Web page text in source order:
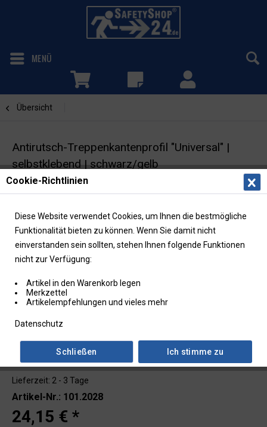
MENÜ
Übersicht
Antirutsch-Treppenkantenprofil "Universal" |
selbstklebend | schwarz/gelb
Lieferzeit: 2 - 3 Tage
Artikel-Nr.: 101.2028
24,15 € *
Cookie-Richtlinien
Diese Website verwendet Cookies, um Ihnen die bestmögliche
Funktionalität bieten zu können. Wenn Sie damit nicht
einverstanden sein sollten, stehen Ihnen folgende Funktionen
nicht zur Verfügung:
Artikel in den Warenkorb legen
Merkzettel
Artikelempfehlungen und vieles mehr
Datenschutz
Ich stimme zu
Schließen